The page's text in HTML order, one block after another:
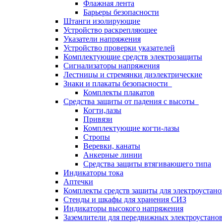
Флажная лента
Барьеры безопасности
Штанги изолирующие
Устройство раскрепляющее
Указатели напряжения
Устройство проверки указателей
Комплектующие средств электрозащиты
Сигнализаторы напряжения
Лестницы и стремянки диэлектрические
Знаки и плакаты безопасности
Комплекты плакатов
Средства защиты от падения с высоты
Когти,лазы
Привязи
Комплектующие когти-лазы
Стропы
Веревки, канаты
Анкерные линии
Средства защиты втягивающего типа
Индикаторы тока
Аптечки
Комплекты средств защиты для
Стенды и шкафы для хранения СИЗ
Индикаторы высокого напряжения
Заземлители для передвижных